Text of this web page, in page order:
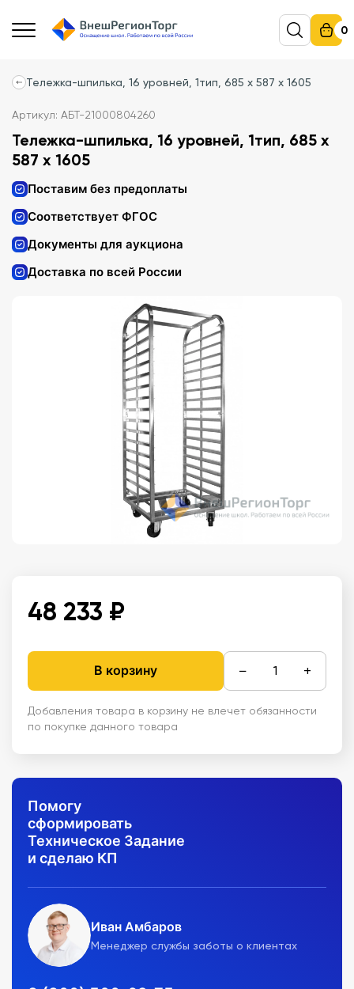
0
Тележка-шпилька, 16 уровней, 1тип, 685 x 587 x 1605
Артикул: АБТ-21000804260
Тележка-шпилька, 16 уровней, 1тип, 685 x
587 x 1605
Поставим без предоплаты
Соответствует ФГОС
Документы для аукциона
Доставка по всей России
48 233 ₽
В корзину − +
Добавления товара в корзину не влечет обязанности
по покупке данного товара
Помогу
сформировать
Техническое Задание
и сделаю КП
Иван Амбаров
Менеджер службы заботы о клиентах